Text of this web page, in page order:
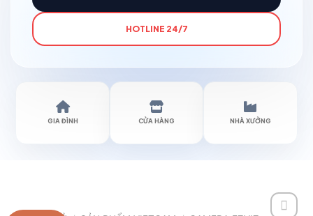
HOTLINE 24/7
GIA ĐÌNH CỬA HÀNG NHÀ XƯỞNG